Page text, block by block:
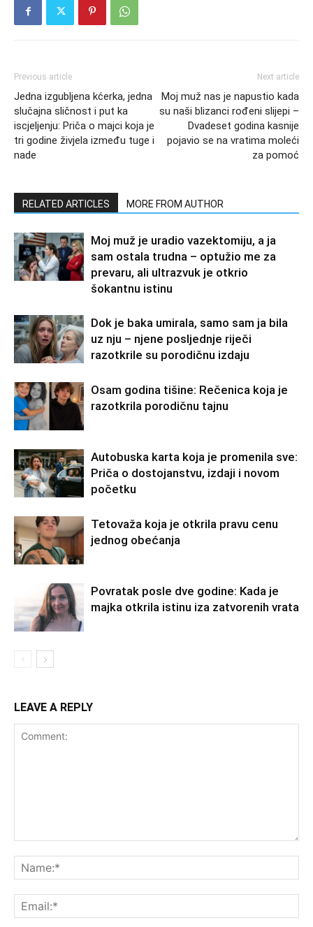
Previous article
Jedna izgubljena kćerka, jedna
slučajna sličnost i put ka
iscjeljenju: Priča o majci koja je
tri godine živjela između tuge i
nade
Next article
Moj muž nas je napustio kada
su naši blizanci rođeni slijepi –
Dvadeset godina kasnije
pojavio se na vratima moleći
za pomoć
RELATED ARTICLES MORE FROM AUTHOR
Moj muž je uradio vazektomiju, a ja
sam ostala trudna – optužio me za
prevaru, ali ultrazvuk je otkrio
šokantnu istinu
Dok je baka umirala, samo sam ja bila
uz nju – njene posljednje riječi
razotkrile su porodičnu izdaju
Osam godina tišine: Rečenica koja je
razotkrila porodičnu tajnu
Autobuska karta koja je promenila sve:
Priča o dostojanstvu, izdaji i novom
početku
Tetovaža koja je otkrila pravu cenu
jednog obećanja
Povratak posle dve godine: Kada je
majka otkrila istinu iza zatvorenih vrata
LEAVE A REPLY